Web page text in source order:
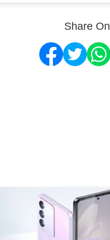
Share On